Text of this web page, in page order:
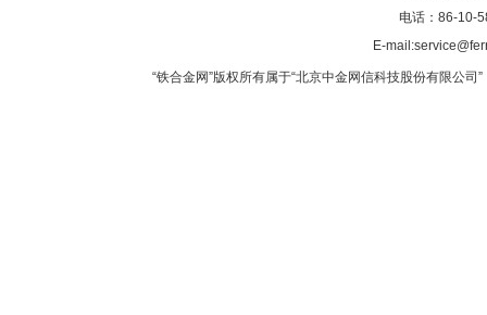
电话：86-10-
E-
“铁合金网”版权所有属于“北京中金网信科技股份有限公司